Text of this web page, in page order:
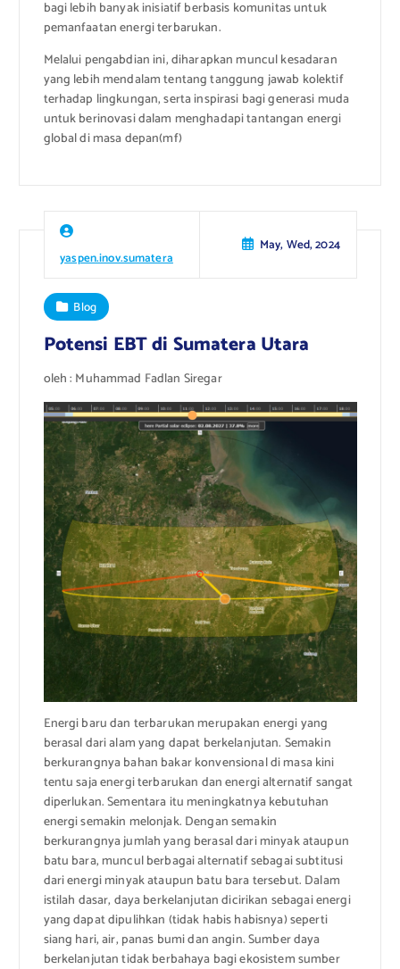
bagi lebih banyak inisiatif berbasis komunitas untuk
pemanfaatan energi terbarukan.
Melalui pengabdian ini, diharapkan muncul kesadaran
yang lebih mendalam tentang tanggung jawab kolektif
terhadap lingkungan, serta inspirasi bagi generasi muda
untuk berinovasi dalam menghadapi tantangan energi
global di masa depan(mf)
yaspen.inov.sumatera
May, Wed, 2024
Blog
Potensi EBT di Sumatera Utara
oleh : Muhammad Fadlan Siregar
Energi baru dan terbarukan merupakan energi yang
berasal dari alam yang dapat berkelanjutan. Semakin
berkurangnya bahan bakar konvensional di masa kini
tentu saja energi terbarukan dan energi alternatif sangat
diperlukan. Sementara itu meningkatnya kebutuhan
energi semakin melonjak. Dengan semakin
berkurangnya jumlah yang berasal dari minyak ataupun
batu bara, muncul berbagai alternatif sebagai subtitusi
dari energi minyak ataupun batu bara tersebut. Dalam
istilah dasar, daya berkelanjutan dicirikan sebagai energi
yang dapat dipulihkan (tidak habis habisnya) seperti
siang hari, air, panas bumi dan angin. Sumber daya
berkelanjutan tidak berbahaya bagi ekosistem sumber